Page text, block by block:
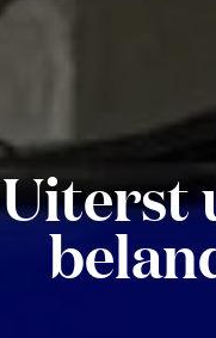
Uiterst